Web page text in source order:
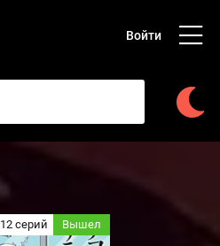
Войти
12 серий Вышел